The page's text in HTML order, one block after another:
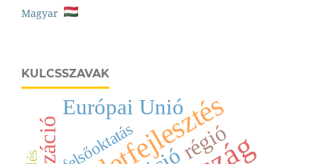
Magyar
KULCSSZAVAK
Európai Unió
régió
felsőoktatás